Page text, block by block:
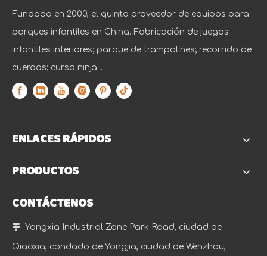
Fundada en 2000, el quinto proveedor de equipos para
parques infantiles en China. Fabricación de juegos
infantiles interiores; parque de trampolines; recorrido de
cuerdas; curso ninja...
ENLACES RÁPIDOS
PRODUCTOS
CONTÁCTENOS
 Yangxia Industrial Zone Park Road, ciudad de
Qiaoxia, condado de Yongjia, ciudad de Wenzhou,